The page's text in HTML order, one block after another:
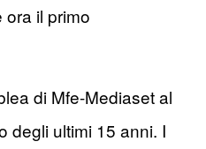
il primo
di Mfe-Mediaset al
degli ultimi 15 anni. I